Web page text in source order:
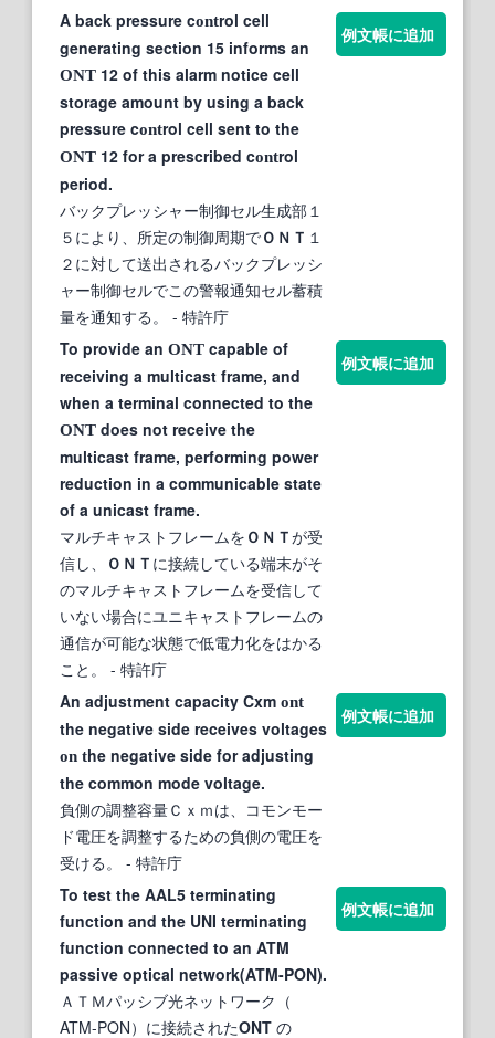
A back pressure control cell
generating section 15 informs an
ONT 12 of this alarm notice cell
storage amount by using a back
pressure control cell sent to the
ONT 12 for a prescribed control
period.
バックプレッシャー制御セル生成部１
５により、所定の制御周期でＯＮＴ １
２に対して送出されるバックプレッシ
ャー制御セルでこの警報通知セル蓄積
量を通知する。
- 特許庁
例文帳に追加
To provide an ONT capable of
receiving a multicast frame, and
when a terminal connected to the
ONT does not receive the
multicast frame, performing power
reduction in a communicable state
of a unicast frame.
マルチキャストフレームを ＯＮＴが受
信し、
ＯＮＴ に接続している端末がそ
のマルチキャストフレームを受信して
いない場合にユニキャストフレームの
通信が可能な状態で低電力化をはかる
こと。
- 特許庁
例文帳に追加
An adjustment capacity Cxm ont
the negative side receives voltages
on the negative side for adjusting
the common mode voltage.
負側の調整容量Ｃｘｍは、コモンモー
ド電圧を調整するための負側の電圧を
受ける。
- 特許庁
例文帳に追加
To test the AAL5 terminating
function and the UNI terminating
function connected to an ATM
passive optical network(ATM-PON).
ＡＴＭパッシブ光ネットワーク（
ATM-PON）に接続されたONT の
例文帳に追加